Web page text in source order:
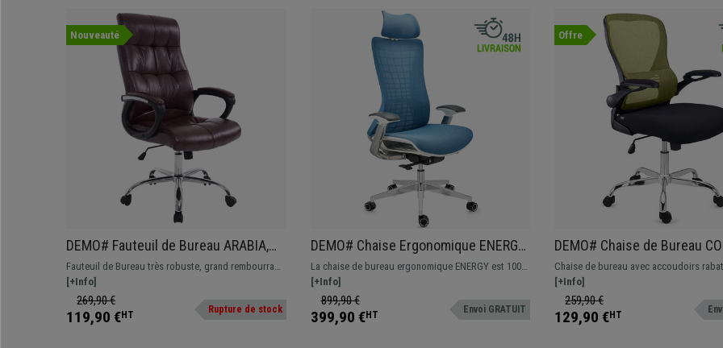
Nouveauté
DEMO# Fauteuil de Bureau ARABIA,
Grand Rembourrage, Résistant
jusqu'à 160 kg, Cuir, Bordeaux
Fauteuil de Bureau très robuste, grand rembourrage
et revêtement en cuir synthétique disponible en
différentes couleurs.
[+Info]
269,90 €
119,90 €HT Rupture de stock
DEMO# Chaise Ergonomique ENERGY,
Appui-tête, Excellente Qualité, en
Maille, Bleu
La chaise de bureau ergonomique ENERGY est 100%
exclusive : design moderne, excellente qualité, et
confort optimal.
[+Info]
899,90 €
399,90 €HT Envoi GRATUIT
Offre
DEMO# Chaise de Bureau
Accoudoirs Rabattables,
Ergonomique, Vert
Chaise de bureau avec accoudoirs
design ergonomique. Elle possède un
lombaire. Modèle certifié UNE EN 1335.
[+Info]
259,90 €
129,90 €HT